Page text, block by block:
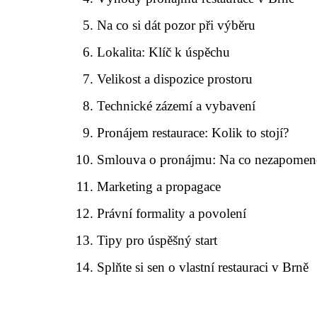
Na co si dát pozor při výběru
Lokalita: Klíč k úspěchu
Velikost a dispozice prostoru
Technické zázemí a vybavení
Pronájem restaurace: Kolik to stojí?
Smlouva o pronájmu: Na co
Marketing a propagace
Právní formality a povolení
Tipy pro úspěšný start
Splňte si sen o vlastní restauraci v Brně